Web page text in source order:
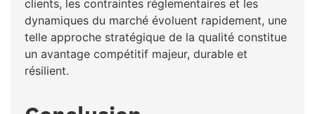
clients, les contraintes réglementaires et les
dynamiques du marché évoluent rapidement, une
telle approche stratégique de la qualité constitue
un avantage compétitif majeur, durable et
résilient.